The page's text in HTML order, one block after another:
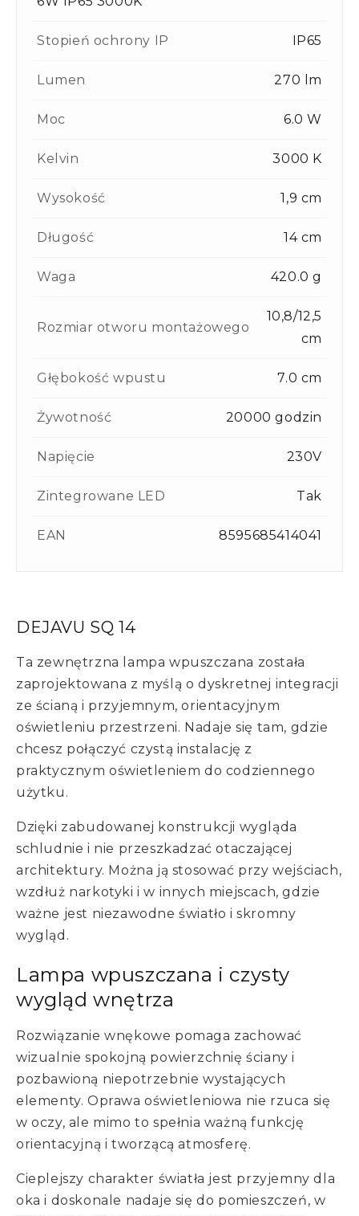
DEJAVU SQ 14
Ta zewnętrzna lampa wpuszczana została
zaprojektowana z myślą o dyskretnej integracji
ze ścianą i przyjemnym, orientacyjnym
oświetleniu przestrzeni. Nadaje się tam, gdzie
chcesz połączyć czystą instalację z
praktycznym oświetleniem do codziennego
użytku.
Dzięki zabudowanej konstrukcji wygląda
schludnie i nie przeszkadzać otaczającej
architektury. Można ją stosować przy wejściach,
wzdłuż narkotyki i w innych miejscach, gdzie
ważne jest niezawodne światło i skromny
wygląd.
Lampa wpuszczana i czysty
wygląd wnętrza
Rozwiązanie wnękowe pomaga zachować
wizualnie spokojną powierzchnię ściany i
pozbawioną niepotrzebnie wystających
elementy. Oprawa oświetleniowa nie rzuca się
w oczy, ale mimo to spełnia ważną funkcję
orientacyjną i tworzącą atmosferę.
Cieplejszy charakter światła jest przyjemny dla
oka i doskonale nadaje się do pomieszczeń, w
Stopień ochrony IP IP65
Lumen 270 lm
Moc 6.0 W
Kelvin 3000 K
Wysokość 1,9 cm
Długość 14 cm
Waga 420.0 g
Rozmiar otworu montażowego
10,8/12,5
cm
Głębokość wpustu 7.0 cm
Żywotność 20000 godzin
Napięcie 230V
Zintegrowane LED Tak
EAN 8595685414041